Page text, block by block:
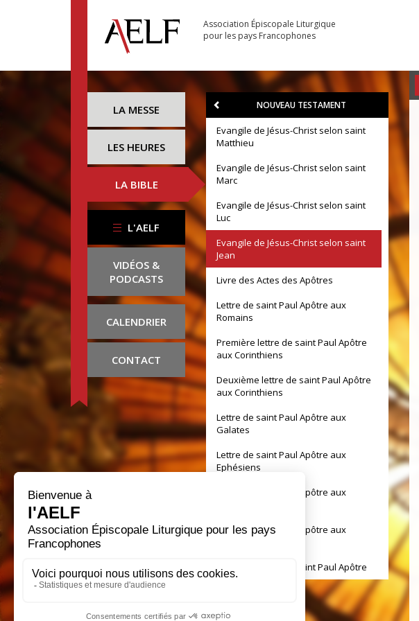
Association Épiscopale Liturgique
pour les pays Francophones
LA MESSE
LES HEURES
LA BIBLE
L'AELF
VIDÉOS &
PODCASTS
CALENDRIER
CONTACT
NOUVEAU TESTAMENT
Evangile de Jésus-Christ selon saint
Matthieu
Evangile de Jésus-Christ selon saint
Marc
Evangile de Jésus-Christ selon saint
Luc
Evangile de Jésus-Christ selon saint
Jean
Livre des Actes des Apôtres
Lettre de saint Paul Apôtre aux
Romains
Première lettre de saint Paul Apôtre
aux Corinthiens
Deuxième lettre de saint Paul Apôtre
aux Corinthiens
Lettre de saint Paul Apôtre aux
Galates
Lettre de saint Paul Apôtre aux
Ephésiens
Lettre de saint Paul Apôtre aux
Lettre de saint Paul Apôtre aux
Première lettre de saint Paul Apôtre
aux Thessaloniciens
Deuxième lettre de saint Paul Apôtre
aux Thessaloniciens